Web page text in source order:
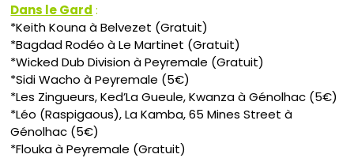
Dans le Gard :
*Keith Kouna à Belvezet (Gratuit)
*Bagdad Rodéo à Le Martinet (Gratuit)
*Wicked Dub Division à Peyremale (Gratuit)
*Sidi Wacho à Peyremale (5€)
*Les Zingueurs, Ked’La Gueule, Kwanza à Génolhac (5€)
*Léo (Raspigaous), La Kamba, 65 Mines Street à
Génolhac (5€)
*Flouka à Peyremale (Gratuit)